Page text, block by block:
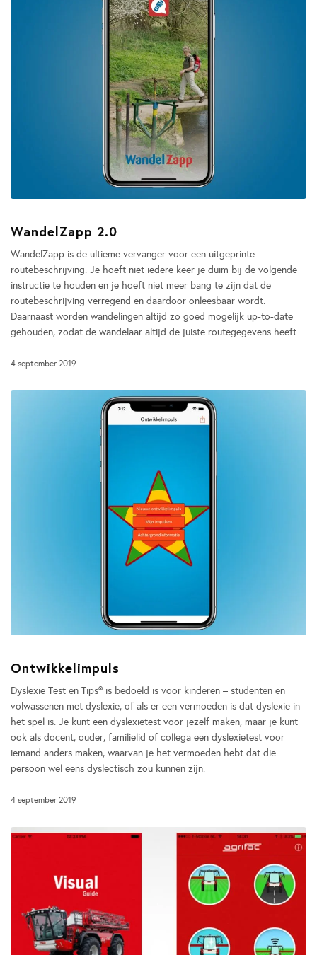
WandelZapp 2.0
WandelZapp is de ultieme vervanger voor een uitgeprinte
routebeschrijving. Je hoeft niet iedere keer je duim bij de volgende
instructie te houden en je hoeft niet meer bang te zijn dat de
routebeschrijving verregend en daardoor onleesbaar wordt.
Daarnaast worden wandelingen altijd zo goed mogelijk up-to-date
gehouden, zodat de wandelaar altijd de juiste routegegevens heeft.
4 september 2019
Ontwikkelimpuls
Dyslexie Test en Tips® is bedoeld is voor kinderen – studenten en
volwassenen met dyslexie, of als er een vermoeden is dat dyslexie in
het spel is. Je kunt een dyslexietest voor jezelf maken, maar je kunt
ook als docent, ouder, familielid of collega een dyslexietest voor
iemand anders maken, waarvan je het vermoeden hebt dat die
persoon wel eens dyslectisch zou kunnen zijn.
4 september 2019